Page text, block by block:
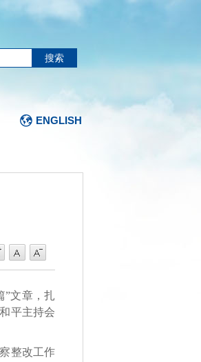
ENGLISH
”文章，扎
平主持会
整改工作